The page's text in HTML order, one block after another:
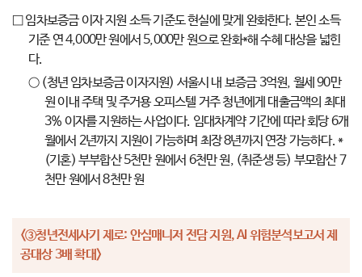
□ 임차보증금 이자 지원 소득 기준도 현실에 맞게 완화한다. 본인 소득
기준 연 4,000만 원에서 5,000만 원으로 완화*해 수혜 대상을 넓힌
다.
○ (청년 임차보증금 이자지원) 서울시 내 보증금 3억원, 월세 90만
원 이내 주택 및 주거용 오피스텔 거주 청년에게 대출금액의 최대
3% 이자를 지원하는 사업이다. 임대차계약 기간에 따라 회당 6개
월에서 2년까지 지원이 가능하며 최장 8년까지 연장 가능하다. *
(기혼) 부부합산 5천만 원에서 6천만 원, (취준생 등) 부모합산 7
천만 원에서 8천만 원
<③청년전세사기 제로: 안심매니저 전담 지원, AI 위험분석보고서 제
공대상 3배 확대>